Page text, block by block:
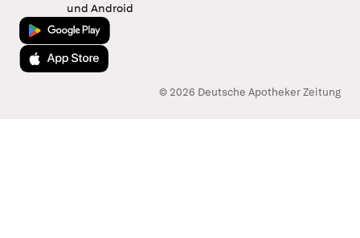
und Android
Jetzt bei Google Play
Laden im App Store
© 2026 Deutsche Apotheker Zeitung